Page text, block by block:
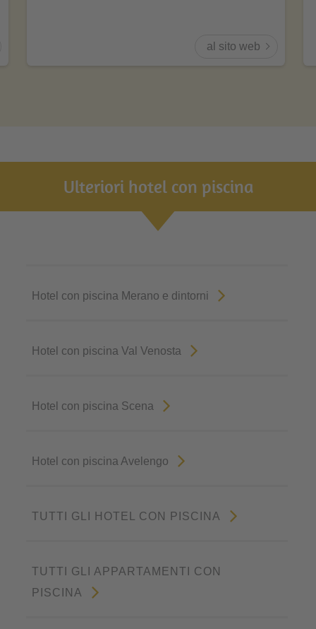
al sito web
Ulteriori hotel con piscina
Hotel con piscina Merano e dintorni
Hotel con piscina Val Venosta
Hotel con piscina Scena
Hotel con piscina Avelengo
TUTTI GLI HOTEL CON PISCINA
TUTTI GLI APPARTAMENTI CON
PISCINA